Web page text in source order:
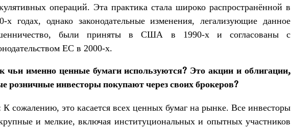
операций. Эта практика стала широко распространённой в
х годах, однако законодательные изменения, легализующие данное
были приняты в США в 1990-х и согласованы с
ЕС в 2000-х.
чьи именно ценные бумаги используются? Это акции и облигации,
розничные инвесторы покупают через своих брокеров?
сожалению, это касается всех ценных бумаг на рынке. Все инвесторы
и мелкие, включая институциональных и опытных участников